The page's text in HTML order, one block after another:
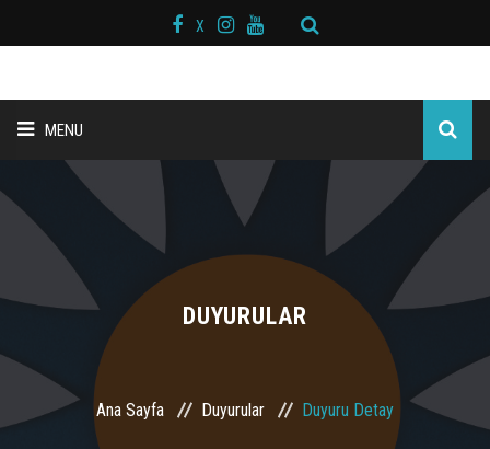
X
MENU
ANA SAYFA
BAŞKAN MESAJI
HAKKIMIZDA
KURS MERKEZLERİ
BRANŞLAR
DUYURULAR
Ana Sayfa Duyurular Duyuru Detay